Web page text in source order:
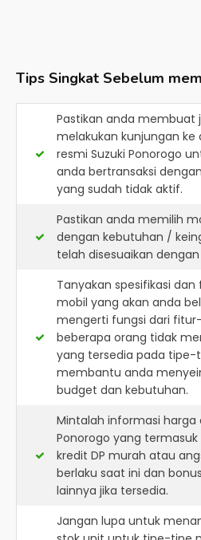
Tips Singkat Sebelum
Pastikan anda membuat
melakukan kunjungan
resmi Suzuki Ponorogo
anda bertransaksi
yang sudah tidak aktif.
Pastikan anda memilih
dengan kebutuhan /
telah disesuaikan
Tanyakan spesifikasi
mobil yang akan anda
mengerti fungsi dari
beberapa orang tidak
yang tersedia pada tipe-
membantu anda
budget dan kebutuhan.
Mintalah informasi harga
Ponorogo yang
kredit DP murah atau
berlaku saat ini dan
lainnya jika tersedia.
Jangan lupa untuk